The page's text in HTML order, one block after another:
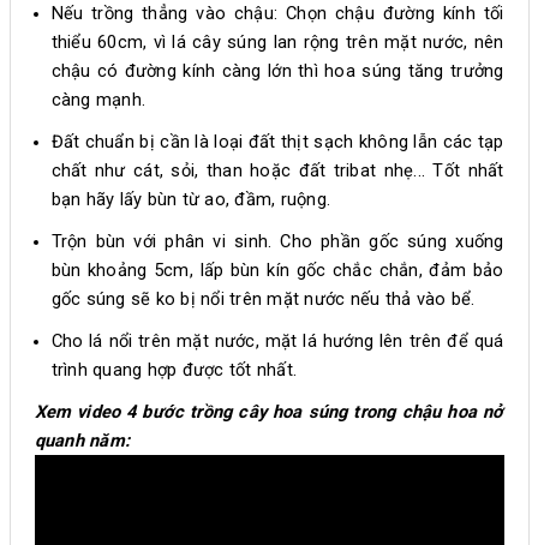
Nếu trồng thẳng vào chậu: Chọn chậu đường kính tối
thiểu 60cm, vì lá cây súng lan rộng trên mặt nước, nên
chậu có đường kính càng lớn thì hoa súng tăng trưởng
càng mạnh.
Đất chuẩn bị cần là loại đất thịt sạch không lẫn các tạp
chất như cát, sỏi, than hoặc đất tribat nhẹ... Tốt nhất
bạn hãy lấy bùn từ ao, đầm, ruộng.
Trộn bùn với phân vi sinh. Cho phần gốc súng xuống
bùn khoảng 5cm, lấp bùn kín gốc chắc chắn, đảm bảo
gốc súng sẽ ko bị nổi trên mặt nước nếu thả vào bể.
Cho lá nổi trên mặt nước, mặt lá hướng lên trên để quá
trình quang hợp được tốt nhất.
Xem video 4 bước trồng cây hoa súng trong chậu hoa nở
quanh năm: